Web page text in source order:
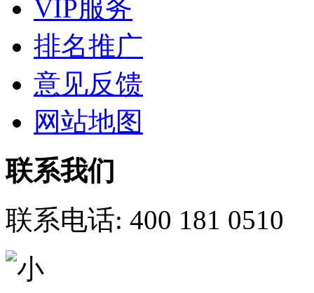
VIP服务
排名推广
意见反馈
网站地图
联系我们
联系电话: 400 181 0510